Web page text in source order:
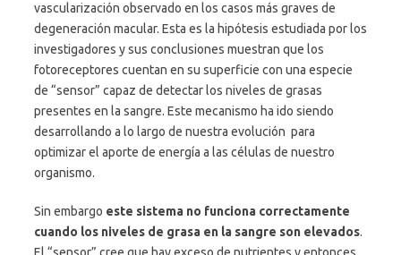
vascularización observado en los casos más graves de
degeneración macular. Esta es la hipótesis estudiada por los
investigadores y sus conclusiones muestran que los
fotoreceptores cuentan en su superficie con una especie
de “sensor” capaz de detectar los niveles de grasas
presentes en la sangre. Este mecanismo ha ido siendo
desarrollando a lo largo de nuestra evolución para
optimizar el aporte de energía a las células de nuestro
organismo.
Sin embargo este sistema no funciona correctamente
cuando los niveles de grasa en la sangre son elevados.